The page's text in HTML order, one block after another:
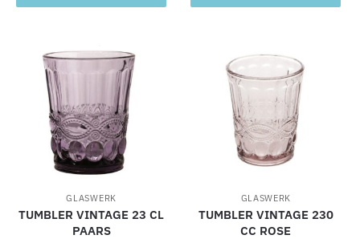
GLASWERK
TUMBLER VINTAGE 23 CL
PAARS
GLASWERK
TUMBLER VINTAGE 230
CC ROSE